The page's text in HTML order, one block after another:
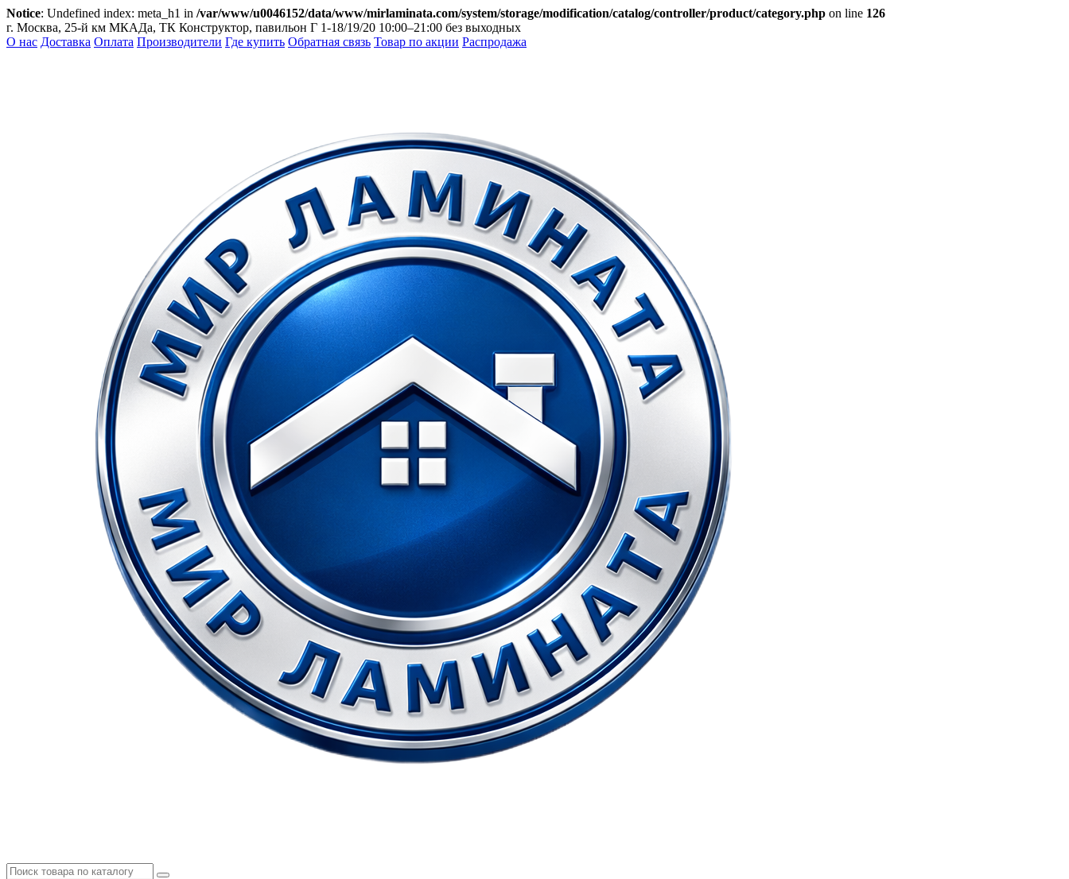
Notice: Undefined index: meta_h1 in /var/www/u0046152/data/www/mirlaminata.com/system/storage/modification/catalog/controller/product/category.php on line 126
г. Москва, 25-й км МКАДа, ТК Конструктор, павильон Г 1-18/19/20 10:00–21:00 без выходных
О нас Доставка Оплата Производители Где купить Обратная связь Товар по акции Распродажа